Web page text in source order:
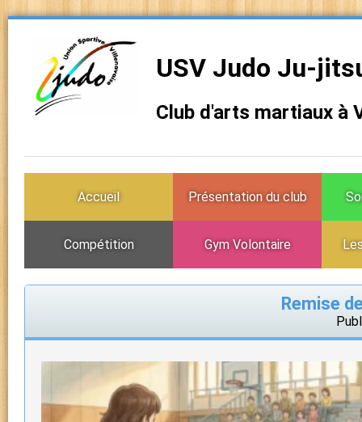
USV Judo Ju-
Club d'arts martiaux à
Accueil Présentation du club
Compétition Gym Volontaire
Remise